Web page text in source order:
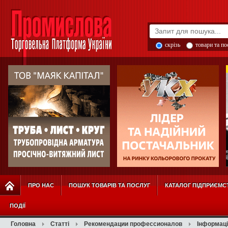
скрізь товари та
ПРО НАС ПОШУК ТОВАРІВ ТА ПОСЛУГ КАТАЛОГ
ПОДІЇ
Головна Статті Рекомендации профессионалов